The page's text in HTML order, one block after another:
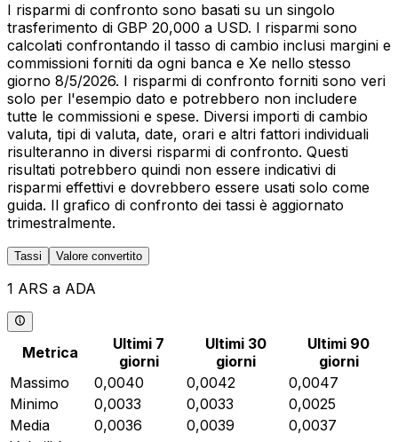
I risparmi di confronto sono basati su un singolo
trasferimento di GBP 20,000 a USD. I risparmi sono
calcolati confrontando il tasso di cambio inclusi margini e
commissioni forniti da ogni banca e Xe nello stesso
giorno 8/5/2026. I risparmi di confronto forniti sono veri
solo per l'esempio dato e potrebbero non includere
tutte le commissioni e spese. Diversi importi di cambio
valuta, tipi di valuta, date, orari e altri fattori individuali
risulteranno in diversi risparmi di confronto. Questi
risultati potrebbero quindi non essere indicativi di
risparmi effettivi e dovrebbero essere usati solo come
guida. Il grafico di confronto dei tassi è aggiornato
trimestralmente.
Tassi Valore convertito
1 ARS a ADA
Metrica
Ultimi 7
giorni
Ultimi 30
giorni
Ultimi 90
giorni
Massimo
0,0040 0,0042
0,0047
Minimo
0,0033 0,0033
0,0025
Media
0,0036 0,0039
0,0037